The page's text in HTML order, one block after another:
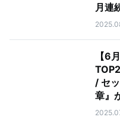
月連
【6
/ セ
章』